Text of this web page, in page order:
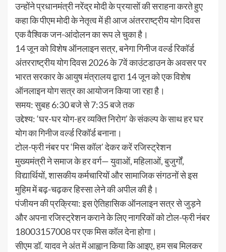
उन्होंने प्रधानमंत्री नरेंद्र मोदी के प्रयासों की सराहना करते हुए
कहा कि पीएम मोदी के नेतृत्व में ही आज अंतरराष्ट्रीय योग दिवस
एक वैश्विक जन-आंदोलन का रूप ले चुका है।
14 जून को विशेष ऑनलाइन सत्र, बनेगा गिनीज वर्ल्ड रिकॉर्ड
अंतरराष्ट्रीय योग दिवस 2026 के 7वें काउंटडाउन के अवसर पर
भारत सरकार के आयुष मंत्रालय द्वारा 14 जून को एक विशेष
ऑनलाइन योग सत्र का आयोजन किया जा रहा है।
समय: सुबह 6:30 बजे से 7:35 बजे तक
उद्देश्य: ‘घर-घर योग-हर व्यक्ति निरोग’ के संकल्प के साथ हर घर
योग का गिनीज वर्ल्ड रिकॉर्ड बनाना।
टोल-फ्री नंबर पर ‘मिस कॉल’ देकर करें रजिस्ट्रेशन
मुख्यमंत्री ने समाज के हर वर्ग— युवाओं, महिलाओं, बुजुर्गों,
विद्यार्थियों, शासकीय कर्मचारियों और सामाजिक संगठनों से इस
मुहिम में बढ़-चढ़कर हिस्सा लेने की अपील की है।
पंजीयन की प्रक्रिया: इस ऐतिहासिक ऑनलाइन सत्र से जुड़ने
और अपना रजिस्ट्रेशन कराने के लिए नागरिकों को टोल-फ्री नंबर
18003157008 पर एक मिस कॉल देना होगा।
सीएम डॉ. यादव ने अंत में आह्वान किया कि आइए, हम सब मिलकर